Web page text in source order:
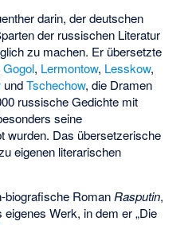
darin, der deutschen
der russischen Literatur
zu machen. Er übersetzte
Gogol, Lermontow, Lesskow,
undTschechow, die Dramen
russische Gedichte mit
seine
wurden. Das übersetzerische
eigenen literarischen
biografische Roman Rasputin,
Werk, in dem er „Die